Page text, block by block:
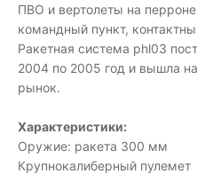
ПВО и вертолеты на
командный пункт,
Ракетная система phl03
2004 по 2005 год и вышла
рынок.
Характеристики:
Оружие: ракета 300 мм
Крупнокалиберный пулемет